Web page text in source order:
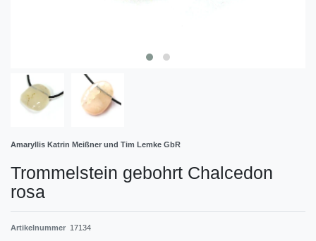
Amaryllis Katrin Meißner und Tim Lemke GbR
Trommelstein gebohrt Chalcedon
rosa
Artikelnummer 17134